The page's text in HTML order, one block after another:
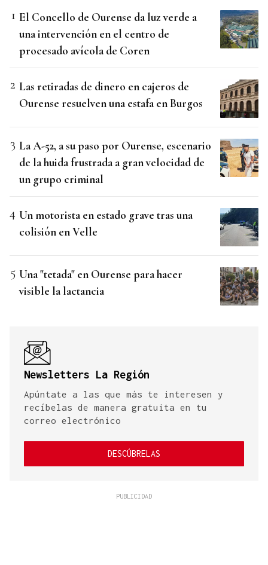
El Concello de Ourense da luz verde a
una intervención en el centro de
procesado avícola de Coren
Las retiradas de dinero en cajeros de
Ourense resuelven una estafa en Burgos
La A-52, a su paso por Ourense, escenario
de la huida frustrada a gran velocidad de
un grupo criminal
Un motorista en estado grave tras una
colisión en Velle
Una "tetada" en Ourense para hacer
visible la lactancia
Newsletters La Región
Apúntate a las que más te interesen y
recíbelas de manera gratuita en tu
correo electrónico
DESCÚBRELAS